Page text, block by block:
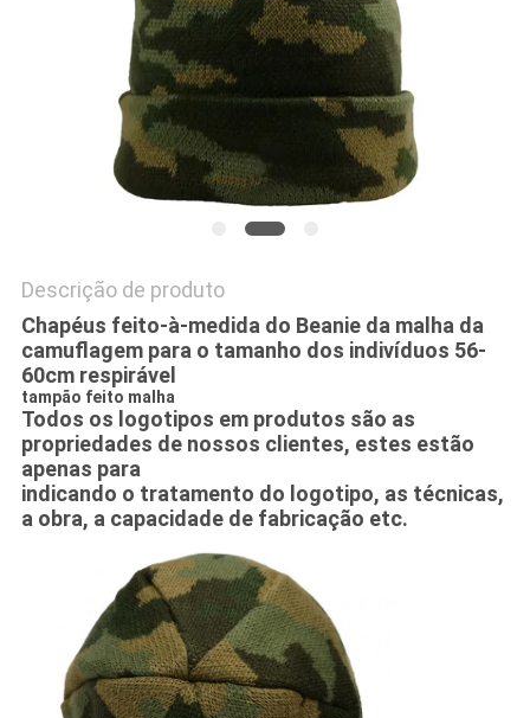
Descrição de produto
Chapéus feito-à-medida do Beanie da malha da
camuflagem para o tamanho dos indivíduos 56-
60cm respirável
tampão feito malha
Todos os logotipos em produtos são as
propriedades de nossos clientes, estes estão
apenas para
indicando o tratamento do logotipo, as técnicas,
a obra, a capacidade de fabricação etc.